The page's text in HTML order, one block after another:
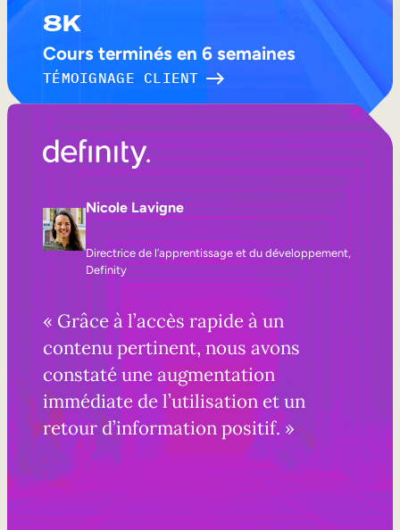
8K
Cours terminés en 6 semaines
TÉMOIGNAGE CLIENT
Nicole Lavigne
Directrice de l’apprentissage et du développement,
Definity
« Grâce à l’accès rapide à un
contenu pertinent, nous avons
constaté une augmentation
immédiate de l’utilisation et un
retour d’information positif. »